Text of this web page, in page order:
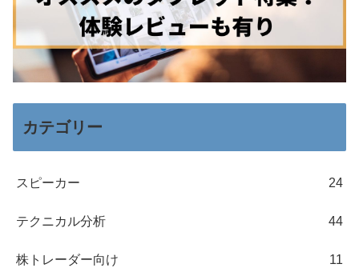
カテゴリー
スピーカー 24
テクニカル分析 44
株トレーダー向け 11